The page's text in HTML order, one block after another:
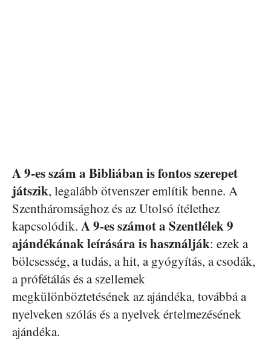
A 9-es szám a Bibliában is fontos szerepet
játszik, legalább ötvenszer említik benne. A
Szentháromsághoz és az Utolsó ítélethez
kapcsolódik. A 9-es számot a Szentlélek 9
ajándékának leírására is használják: ezek a
bölcsesség, a tudás, a hit, a gyógyítás, a csodák,
a prófétálás és a szellemek
megkülönböztetésének az ajándéka, továbbá a
nyelveken szólás és a nyelvek értelmezésének
ajándéka.